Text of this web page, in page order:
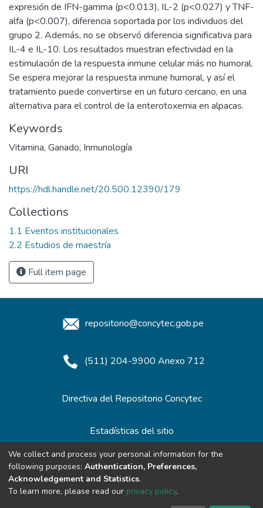
expresión de IFN-gamma (p<0.013), IL-2 (p<0.027) y TNF-
alfa (p<0.007), diferencia soportada por los individuos del
grupo 2. Además, no se observó diferencia significativa para
IL-4 e IL-10. Los resultados muestran efectividad en la
estimulación de la respuesta inmune celular más no humoral.
Se espera mejorar la respuesta inmune humoral, y así el
tratamiento puede convertirse en un futuro cercano, en una
alternativa para el control de la enterotoxemia en alpacas.
Keywords
Vitamina, Ganado, Inmunología
URI
https://hdl.handle.net/20.500.12390/179
Collections
1.1 Eventos institucionales
2.2 Estudios de maestría
Full item page
repositorio@concytec.gob.pe
(511) 204-9900 Anexo 712
Directiva del Repositorio Concytec
Estadísticas del sitio
Redes de Repositorios
We collect and process your personal information for the
following purposes: Authentication, Preferences,
Acknowledgement and Statistics.
To learn more, please read our privacy policy.